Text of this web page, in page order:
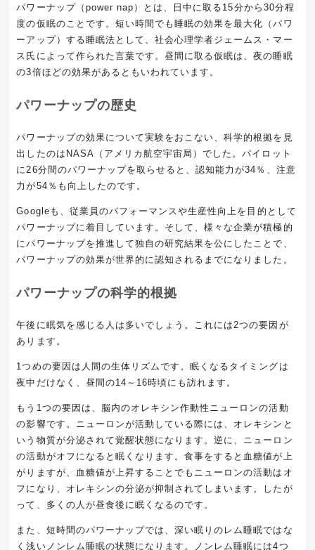
パワーナップ（power nap）とは、日中に取る15分から30分程
度の仮眠のことです。短い時間でも睡眠の効果を最大化（パワ
ーアップ）する睡眠法として、社会心理学者ジェームス・マー
ス氏によって作られた言葉です。昼間に取る仮眠は、夜の睡眠
の3倍ほどの効果があるともいわれています。
パワーナップの歴史
パワーナップの効果について実験をおこない、科学的根拠を見
出したのはNASA（アメリカ航空宇宙局）でした。パイロット
に26分間のパワーナップを取らせると、認知能力が34％、注意
力が54％も向上したのです。
Googleも、従業員のパフォーマンスや生産性向上を目的として
パワーナップに着目しています。そして、様々な企業が積極的
にパワーナップを推進して独自の研究結果を公にしたことで、
パワーナップの効果が世界的に認知されるまでになりました。
パワーナップの科学的根拠
午後に眠気を感じる人は多いでしょう。これには2つの要因が
あります。
1つめの要因は人間の生体リズムです。眠くなるタイミングは
夜中だけなく、昼間の14～16時頃にも訪れます。
もう1つの要因は、脳内のオレキシン作動性ニューロンの活動
の影響です。ニューロンが活動している際には、オレキシンと
いう物質が分泌されて覚醒状態になります。逆に、ニューロン
の活動がオフになると眠くなります。食事をすると血糖値が上
がりますが、血糖値が上昇することでもニューロンの活動はオ
フになり、オレキシンの分泌が抑制されてしまいます。したが
って、多くの人が昼食後に眠くなるのです。
また、短時間のパワーナップでは、深い眠りのレム睡眠ではな
く浅いノンレム睡眠の状態になります。ノンレム睡眠には4つ